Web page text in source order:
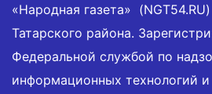
«Народная газета»
Татарского района.
Федеральной службой по
информационных технологий